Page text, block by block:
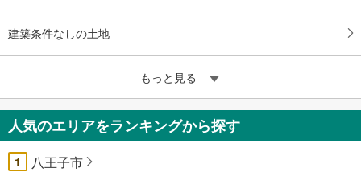
建築条件なしの土地
もっと見る
人気のエリアをランキングから探す
1 八王子市